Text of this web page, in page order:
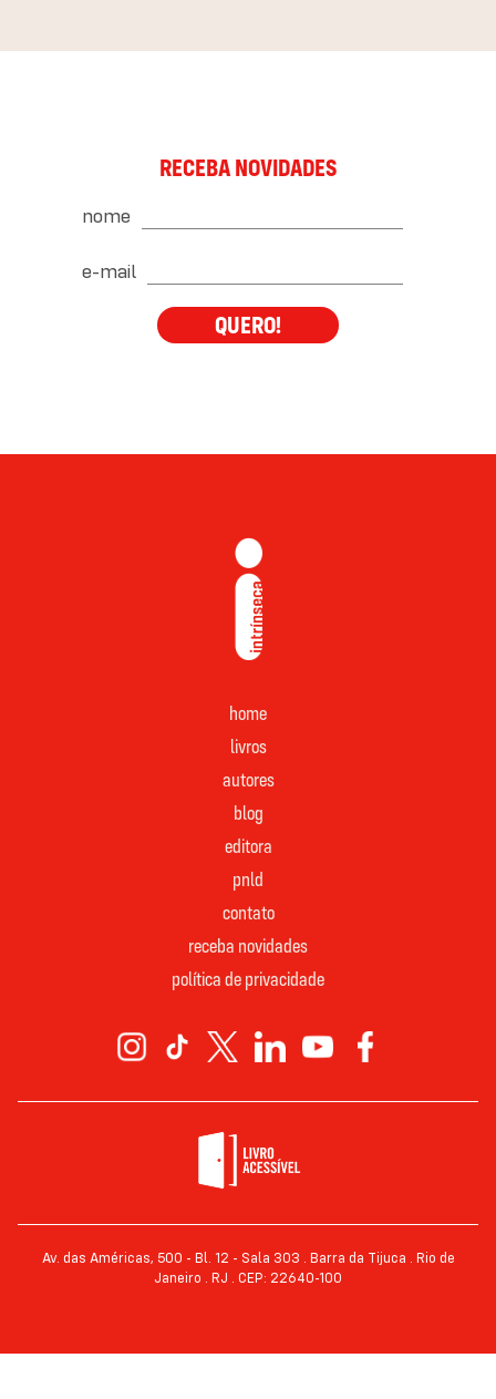
RECEBA NOVIDADES
nome
e-mail
QUERO!
home
livros
autores
blog
editora
pnld
contato
receba novidades
política de privacidade
Av. das Américas, 500 - Bl. 12 - Sala 303 . Barra da Tijuca . Rio de
Janeiro . RJ . CEP: 22640-100